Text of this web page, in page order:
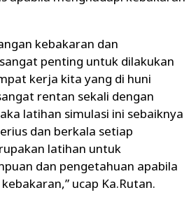
kebakaran dan
penting untuk dilakukan
kerja kita yang di huni
rentan sekali dengan
latihan simulasi ini sebaiknya
dan berkala setiap
latihan untuk
dan pengetahuan apabila
ucap Ka.Rutan.